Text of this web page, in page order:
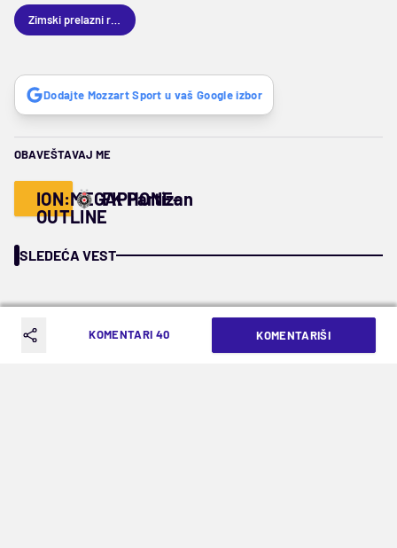
Dodajte Mozzart Sport u vaš Google izbor
OBAVEŠTAVAJ ME
ION:MEGAPHONE-
OUTLINE
FK Partizan
SLEDEĆA VEST
KOMENTARI 40 KOMENTARIŠI